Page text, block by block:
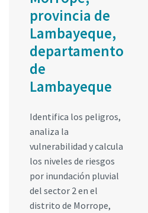
provincia de
Lambayeque,
departamento
de
Lambayeque
Identifica los peligros,
analiza la
vulnerabilidad y calcula
los niveles de riesgos
por inundación pluvial
del sector 2 en el
distrito de Morrope,